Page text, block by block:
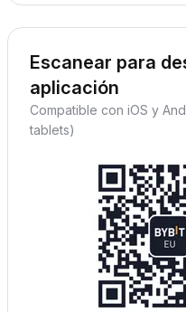
Escanear para
aplicación
Compatible con iOS y
tablets)